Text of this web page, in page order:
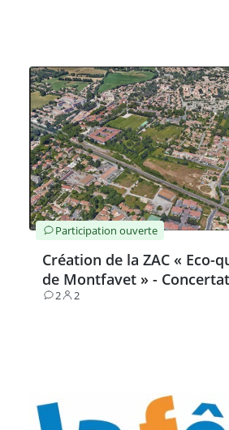
Participation ouverte
Création de la ZAC « Eco-
de Montfavet » -
2
Contributions
2
Participants